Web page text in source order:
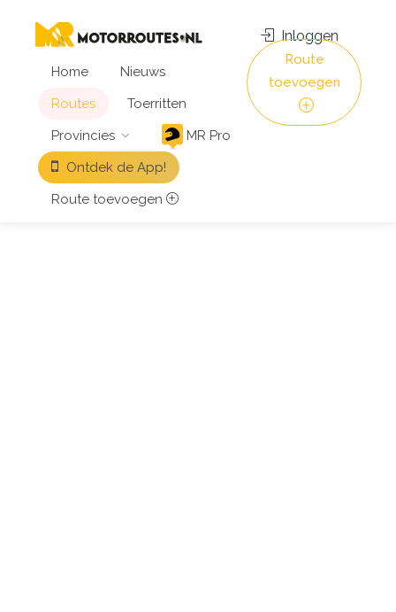
Home
Nieuws
Routes
Toerritten
Provincies
MR Pro
Ontdek de App!
Route toevoegen
Inloggen
Route
toevoegen